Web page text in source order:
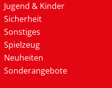
Jugend & Kinder
Sicherheit
Sonstiges
Spielzeug
Neuheiten
Sonderangebote